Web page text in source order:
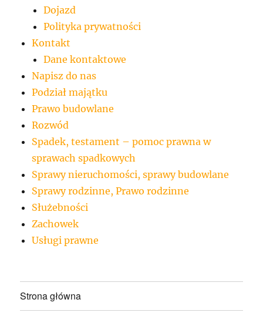
Dojazd
Polityka prywatności
Kontakt
Dane kontaktowe
Napisz do nas
Podział majątku
Prawo budowlane
Rozwód
Spadek, testament – pomoc prawna w
sprawach spadkowych
Sprawy nieruchomości, sprawy budowlane
Sprawy rodzinne, Prawo rodzinne
Służebności
Zachowek
Usługi prawne
Strona główna